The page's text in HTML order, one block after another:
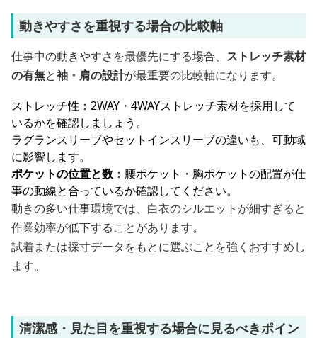
動きやすさを重視する場合の比較軸
仕事中の動きやすさを最優先にする場合、 ストレッチ素材
の有無と袖・肩の設計が最重要の比較軸になります。
ストレッチ性：2WAY・4WAYストレッチ素材を採用して
いるかを確認しましょう。
ラグランスリーブやセットインスリーブの違いも、可動域
に影響します。
ポケットの位置と数 ：腰ポケット・胸ポケットの配置が仕
事の動線と合っているか確認してください。
動きの多い仕事環境では、白衣のシルエットが細すぎると
作業効率が低下することがあります。
試着または採寸データをもとに選ぶことを強くおすすめし
ます。
清潔感・見た目を重視する場合に見るべきポイン